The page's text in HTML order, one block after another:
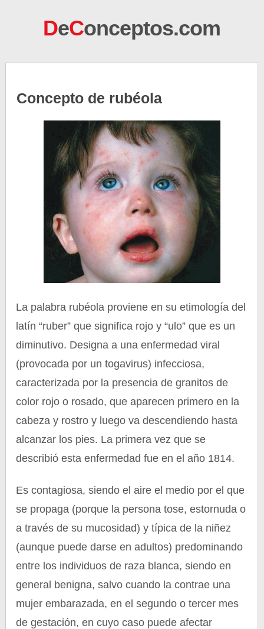
DeConceptos.com
Concepto de rubéola
La palabra rubéola proviene en su etimología del
latín “ruber” que significa rojo y “ulo” que es un
diminutivo. Designa a una enfermedad viral
(provocada por un togavirus) infecciosa,
caracterizada por la presencia de granitos de
color rojo o rosado, que aparecen primero en la
cabeza y rostro y luego va descendiendo hasta
alcanzar los pies. La primera vez que se
describió esta enfermedad fue en el año 1814.
Es contagiosa, siendo el aire el medio por el que
se propaga (porque la persona tose, estornuda o
a través de su mucosidad) y típica de la niñez
(aunque puede darse en adultos) predominando
entre los individuos de raza blanca, siendo en
general benigna, salvo cuando la contrae una
mujer embarazada, en el segundo o tercer mes
de gestación, en cuyo caso puede afectar